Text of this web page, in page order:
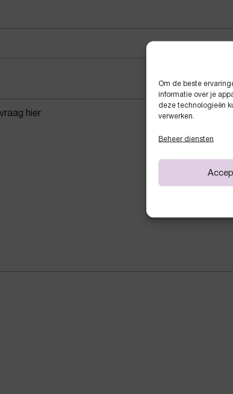
Om de beste
informatie over je
deze technologieën
verwerken.
Beheer diensten